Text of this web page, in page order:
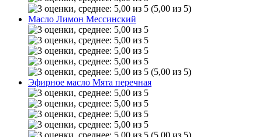
(5,00 из 5)
Масло Лимон Мессинский
(5,00 из 5)
Эфирное масло Мята перечная